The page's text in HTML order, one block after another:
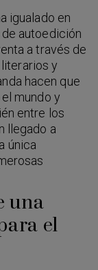
igualado en
autoedición
a través de
y
hacen que
mundo y
entre los
llegado a
única
una
el